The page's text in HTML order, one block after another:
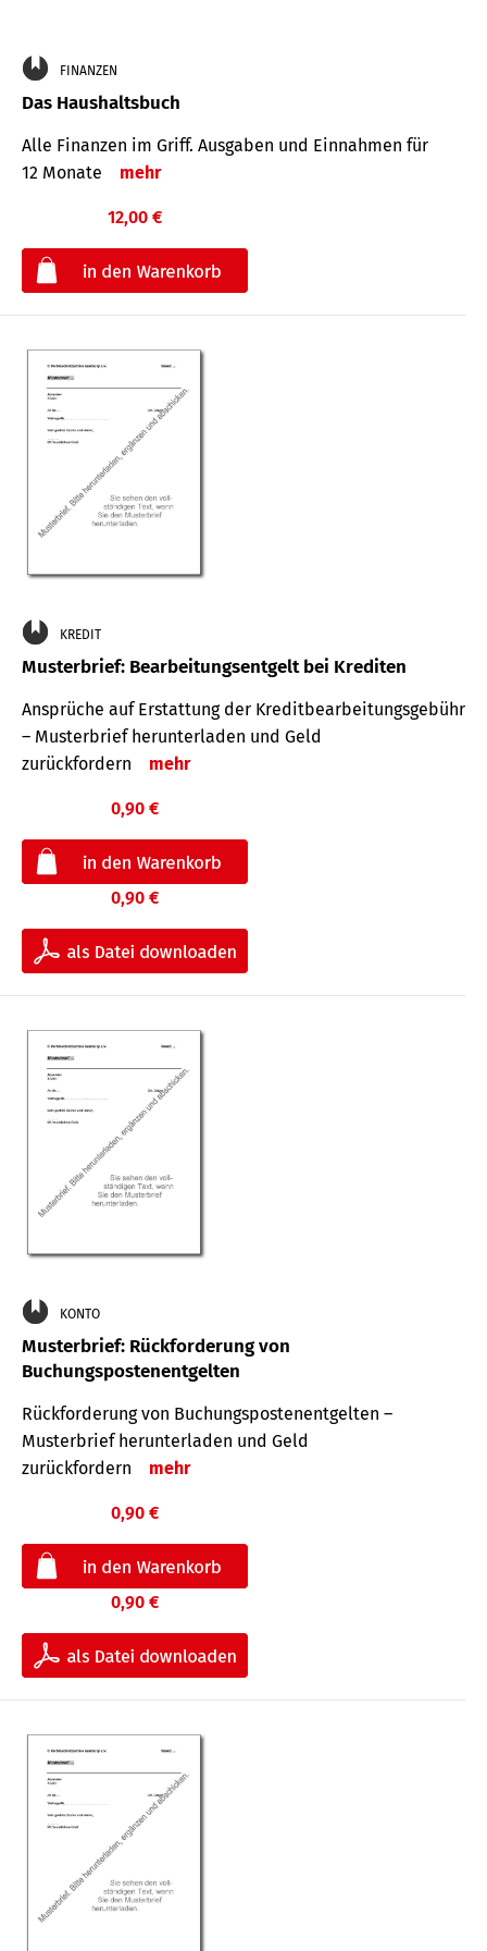
FINANZEN
Das Haushaltsbuch
Alle Finanzen im Griff. Aus­gaben und Ein­nahmen für
12 Monate
mehr
12,00 €
KREDIT
Musterbrief: Bearbeitungsentgelt bei Krediten
Ansprüche auf Erstattung der Kreditbearbeitungsgebühr
– Musterbrief herunterladen und Geld
zurückfordern
mehr
0,90 €
0,90 €
KONTO
Musterbrief: Rückforderung von
Buchungspostenentgelten
Rückforderung von Buchungspostenentgelten –
Musterbrief herunterladen und Geld
zurückfordern
mehr
0,90 €
0,90 €